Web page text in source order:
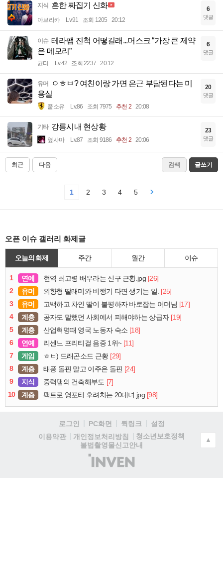
지식 흔한 짜집기 신화
아브라카 Lv.91 조회 1205 20:12
6
댓글
이슈 테라팹 진척 어떻길래...머스크 “가장 큰 제약
은 메모리”
균터 Lv.42 조회 2237 20:12
6
댓글
유머
ㅇㅎㅂ? 여친이랑 가면 은근 부담된다는 미
용실
풀소유 Lv.86 조회 7975 추천 2 20:08
20
댓글
기타 강릉시내 현상황
옆사마 Lv.87 조회 9186 추천 2 20:06
23
댓글
최근 다음 검색 글쓰기
1 2 3 4 5
오픈 이슈 갤러리 화제글
오늘의 화제 주간 월간 이슈
1 연예 현역 최고령 배우라는 신구 근황.jpg [26]
2
유머 외향형 딸래미와 비행기 타면 생기는 일. [25]
3
유머 고백하고 차인 딸이 불평하자 바로잡는 어머님 [17]
4
계층 공자도 말했던 사회에서 피해야하는 상급자 [19]
5
계층 산업혁명때 영국 노동자 숙소 [18]
6
연예 리센느 프리티걸 음중 1위~ [11]
7
게임 ㅎㅂ) 드래곤소드 근황 [29]
8
계층 태풍 돌핀 말고 이주은 돌핀 [24]
9
지식 중력댐의 건축해부도 [7]
10
계층 팩트로 영포티 후려치는 20대녀.jpg [98]
로그인 PC화면 퀵링크
설정
이용약관
개인정보처리방침
청소년보호정책
불법촬영물신고안내
(주)
인
▲